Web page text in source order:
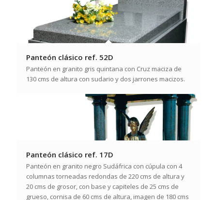
Panteón clásico ref. 52D
Panteón en granito gris quintana con Cruz maciza de
130 cms de altura con sudario y dos jarrones macizos.
Panteón clásico ref. 17D
Panteón en granito negro Sudáfrica con cúpula con 4
columnas torneadas redondas de 220 cms de altura y
20 cms de grosor, con base y capiteles de 25 cms de
grueso, cornisa de 60 cms de altura, imagen de 180 cms